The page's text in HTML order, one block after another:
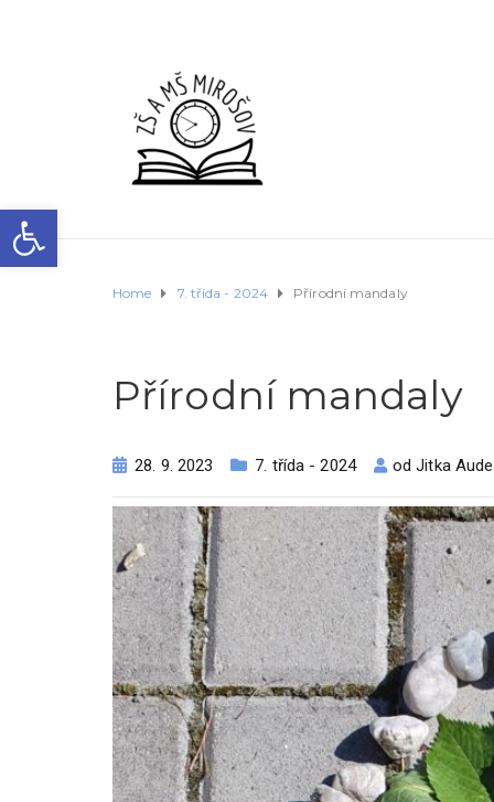
Open toolbar
Home 7. třída - 2024 Přírodní mandaly
Přírodní mandaly
28. 9. 2023 7. třída - 2024 odJitka